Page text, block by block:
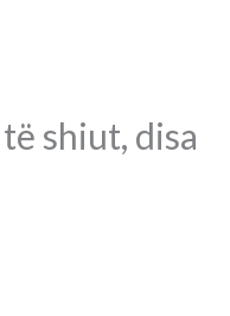
shiut, disa